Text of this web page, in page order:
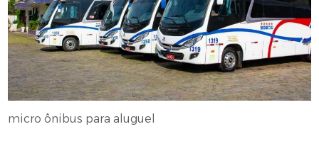
micro ônibus para aluguel